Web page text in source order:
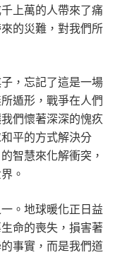
上萬的人帶來了痛
的災難，對我們所
，忘記了這是一場
遁形，戰爭在人們
們懷著深深的愧疚
平的方式解決分
智慧來化解衝突，
。
。地球暖化正日益
命的喪失，損害著
事實，而是我們道